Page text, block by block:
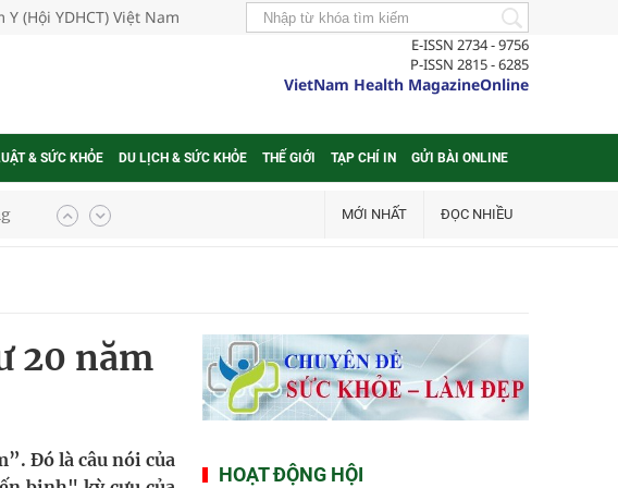
(Hội YDHCT) Việt Nam
E-ISSN 2734 - 9756
P-ISSN 2815 - 6285
VietNam Health MagazineOnline
& SỨC KHỎE DU LỊCH & SỨC KHỎE THẾ GIỚI TẠP CHÍ IN GỬI BÀI ONLINE
MỚI NHẤT ĐỌC NHIỀU
20 năm
Đó là câu nói của
HOẠT ĐỘNG HỘI